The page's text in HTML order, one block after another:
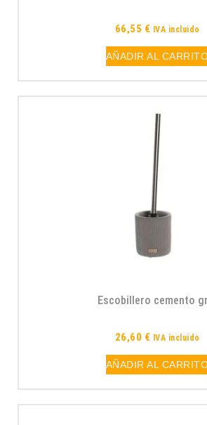
66,55 € IVA incluido
AÑADIR AL
Escobillero cemento
26,60 € IVA incluido
AÑADIR AL